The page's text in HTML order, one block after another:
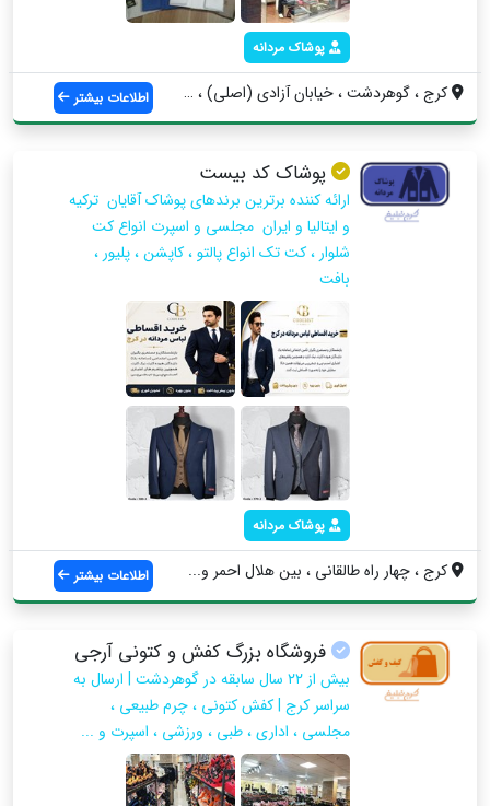
پوشاک مردانه
کرج ، گوهردشت ، خیابان آزادی (اصلی) ، بی... اطلاعات بیشتر
پوشاک کد بیست
ارائه کننده برترین برندهای پوشاک آقایان ترکیه
و ایتالیا و ایران مجلسی و اسپرت انواع کت
شلوار ، کت تک انواع پالتو ، کاپشن ، پلیور ،
بافت
پوشاک مردانه
كرج ، چهار راه طالقاني ، بين هلال احمر و... اطلاعات بیشتر
فروشگاه بزرگ کفش و کتونی آرجی
بیش از ۲۲ سال سابقه در گوهردشت | ارسال به
سراسر کرج | کفش کتونی ، چرم طبیعی ،
مجلسی ، اداری ، طبی ، ورزشی ، اسپرت و ...